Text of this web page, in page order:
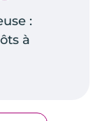
:
à